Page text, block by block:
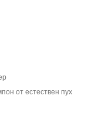
от естествен пух